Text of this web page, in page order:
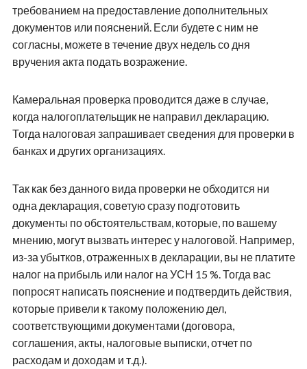
требованием на предоставление дополнительных
документов или пояснений. Если будете с ним не
согласны, можете в течение двух недель со дня
вручения акта подать возражение.
Камеральная проверка проводится даже в случае,
когда налогоплательщик не направил декларацию.
Тогда налоговая запрашивает сведения для проверки в
банках и других организациях.
Так как без данного вида проверки не обходится ни
одна декларация, советую сразу подготовить
документы по обстоятельствам, которые, по вашему
мнению, могут вызвать интерес у налоговой. Например,
из-за убытков, отраженных в декларации, вы не платите
налог на прибыль или налог на УСН 15 %. Тогда вас
попросят написать пояснение и подтвердить действия,
которые привели к такому положению дел,
соответствующими документами (договора,
соглашения, акты, налоговые выписки, отчет по
расходам и доходам и т.д.).